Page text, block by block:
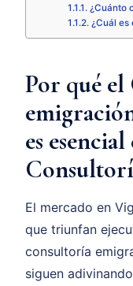
¿Cuánto
¿Cuál es
Por qué
es
El mercado en
que triunfan
consultoría
siguen